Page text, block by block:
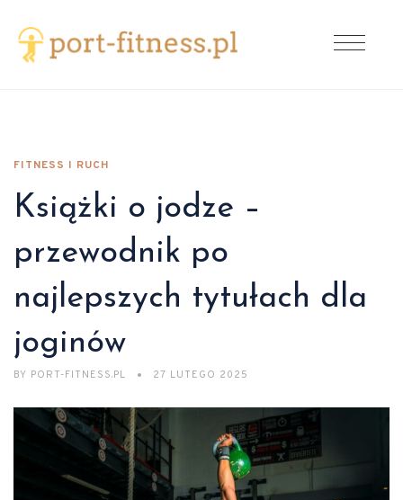
FITNESS I RUCH
Książki o jodze –
przewodnik po
najlepszych tytułach dla
joginów
BY PORT-FITNESS.PL 27 LUTEGO 2025